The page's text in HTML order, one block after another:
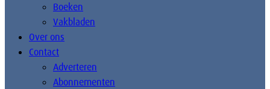
Boeken
Vakbladen
Over ons
Contact
Adverteren
Abonnementen